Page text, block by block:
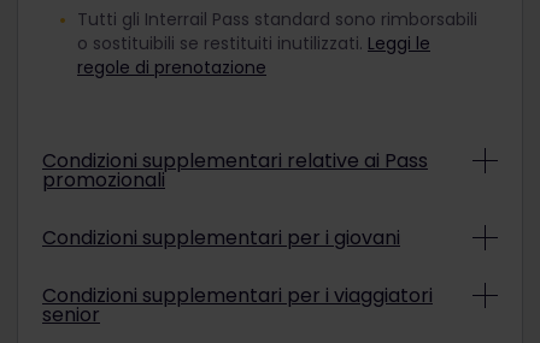
Tutti gli Interrail Pass standard sono rimborsabili
o sostituibili se restituiti inutilizzati. Leggi le
regole di prenotazione
Condizioni supplementari relative ai Pass
promozionali
Pass Interrail promozionali potrebbero non essere
pass promozionale acquistato è rimborsabile o
sostituibile, fai riferimento alla fattura.
Condizioni supplementari per i giovani
necessario avere un'età compresa tra 12 e 27
anni alla data di inizio della validità dell'Interrail
Condizioni supplementari per i viaggiatori
senior